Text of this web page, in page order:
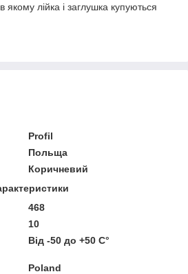
якому лійка і заглушка купуються
Profil
Польща
Коричневий
468
10
Від -50 до +50 С°
Poland